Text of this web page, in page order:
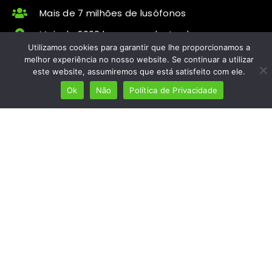
Mais de 7 milhões de lusófonos
Mais de 2000 lugares cadastrados
Presença em 8 países
Links úteis
Utilizamos cookies para garantir que lhe proporcionamos a
melhor experiência no nosso website. Se continuar a utilizar
este website, assumiremos que está satisfeito com ele.
Ok
Não Política de Privacidade